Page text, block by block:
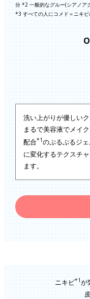
分 *2 一般的なグルー(シアノア
*3 すべての人にコメド＝ニキビ
洗い上がりが優しい
まるで美容液でメイ
配合*1のぷるぷるジ
に変化するテクスチ
ます。
ニキビ*1が